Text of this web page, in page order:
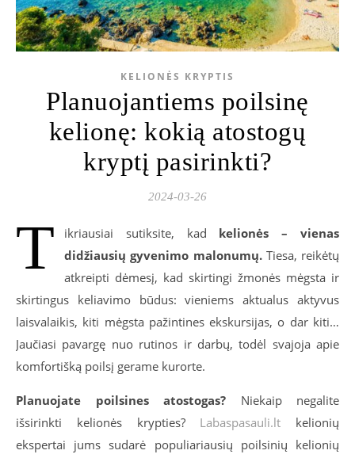
KELIONĖS KRYPTIS
Planuojantiems poilsinę
kelionę: kokią atostogų
kryptį pasirinkti?
2024-03-26
T ikriausiai sutiksite, kad kelionės – vienas
didžiausių gyvenimo malonumų.Tiesa, reikėtų
atkreipti dėmesį, kad skirtingi žmonės mėgsta ir
skirtingus keliavimo būdus: vieniems aktualus aktyvus
laisvalaikis, kiti mėgsta pažintines ekskursijas, o dar kiti…
Jaučiasi pavargę nuo rutinos ir darbų, todėl svajoja apie
komfortišką poilsį gerame kurorte.
Planuojate poilsines atostogas? Niekaip negalite
išsirinkti kelionės krypties? Labaspasauli.lt kelionių
ekspertai jums sudarė populiariausių poilsinių kelionių